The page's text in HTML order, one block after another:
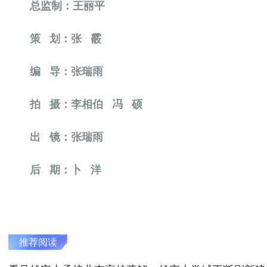
总监制：王丽平
策 划：张 霰
编 导：张瑞雨
拍 摄：李相伯 冯 硕
出 镜：张瑞雨
后 期：卜 洋
推荐阅读